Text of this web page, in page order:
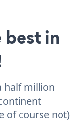
best in
half million
of course not)